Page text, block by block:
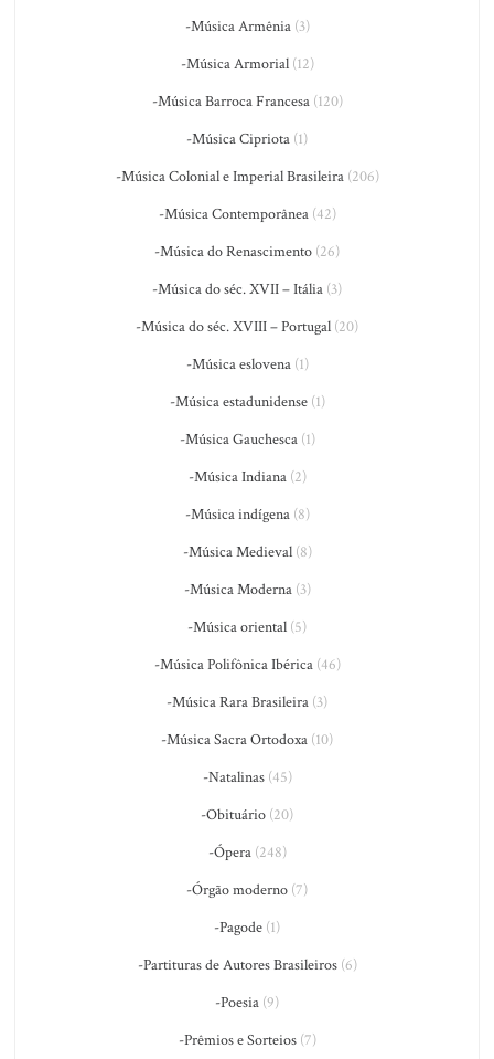
-Música Armênia(3)
-Música Armorial(12)
-Música Barroca Francesa(120)
-Música Cipriota (1)
-Música Colonial e Imperial Brasileira(206)
-Música Contemporânea(42)
-Música do Renascimento (26)
-Música do séc. XVII – Itália (3)
-Música do séc. XVIII – Portugal (20)
-Música eslovena(1)
-Música estadunidense(1)
-Música Gauchesca(1)
-Música Indiana(2)
-Música indígena(8)
-Música Medieval(8)
-Música Moderna(3)
-Música oriental (5)
-Música Polifônica Ibérica(46)
-Música Rara Brasileira (3)
-Música Sacra Ortodoxa (10)
-Natalinas(45)
-Obituário (20)
-Ópera(248)
-Órgão moderno (7)
-Pagode (1)
-Partituras de Autores Brasileiros(6)
-Poesia (9)
-Prêmios e Sorteios(7)